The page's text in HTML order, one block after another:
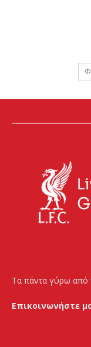
Τα πάντα γύρω από
Επικοινωνήστε